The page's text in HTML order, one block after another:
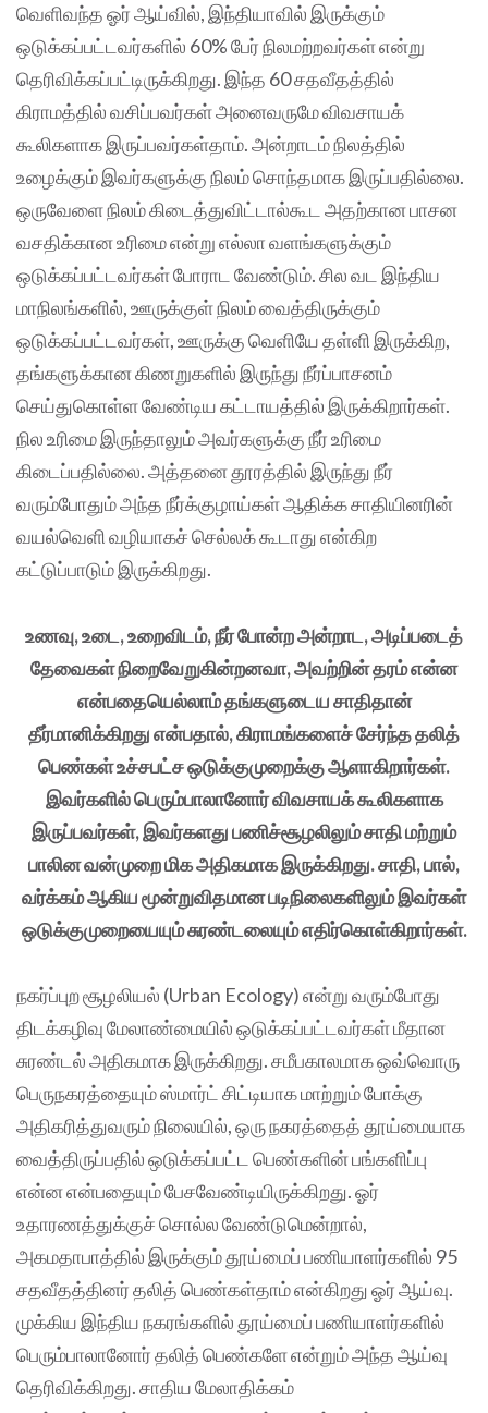
வெளிவந்த ஓர் ஆய்வில், இந்தியாவில் இருக்கும்
ஒடுக்கப்பட்டவர்களில் 60% பேர் நிலமற்றவர்கள் என்று
தெரிவிக்கப்பட்டிருக்கிறது. இந்த 60 சதவீதத்தில்
கிராமத்தில் வசிப்பவர்கள் அனைவருமே விவசாயக்
கூலிகளாக இருப்பவர்கள்தாம். அன்றாடம் நிலத்தில்
உழைக்கும் இவர்களுக்கு நிலம் சொந்தமாக இருப்பதில்லை.
ஒருவேளை நிலம் கிடைத்துவிட்டால்கூட அதற்கான பாசன
வசதிக்கான உரிமை என்று எல்லா வளங்களுக்கும்
ஒடுக்கப்பட்டவர்கள் போராட வேண்டும். சில வட இந்திய
மாநிலங்களில், ஊருக்குள் நிலம் வைத்திருக்கும்
ஒடுக்கப்பட்டவர்கள், ஊருக்கு வெளியே தள்ளி இருக்கிற,
தங்களுக்கான கிணறுகளில் இருந்து நீர்ப்பாசனம்
செய்துகொள்ள வேண்டிய கட்டாயத்தில் இருக்கிறார்கள்.
நில உரிமை இருந்தாலும் அவர்களுக்கு நீர் உரிமை
கிடைப்பதில்லை. அத்தனை தூரத்தில் இருந்து நீர்
வரும்போதும் அந்த நீர்க்குழாய்கள் ஆதிக்க சாதியினரின்
வயல்வெளி வழியாகச் செல்லக் கூடாது என்கிற
கட்டுப்பாடும் இருக்கிறது.
உணவு, உடை, உறைவிடம், நீர் போன்ற அன்றாட, அடிப்படைத்
தேவைகள் நிறைவேறுகின்றனவா, அவற்றின் தரம் என்ன
என்பதையெல்லாம் தங்களுடைய சாதிதான்
தீர்மானிக்கிறது என்பதால், கிராமங்களைச் சேர்ந்த தலித்
பெண்கள் உச்சபட்ச ஒடுக்குமுறைக்கு ஆளாகிறார்கள்.
இவர்களில் பெரும்பாலானோர் விவசாயக் கூலிகளாக
இருப்பவர்கள், இவர்களது பணிச்சூழலிலும் சாதி மற்றும்
பாலின வன்முறை மிக அதிகமாக இருக்கிறது. சாதி, பால்,
வர்க்கம் ஆகிய மூன்றுவிதமான படிநிலைகளிலும் இவர்கள்
ஒடுக்குமுறையையும் சுரண்டலையும் எதிர்கொள்கிறார்கள்.
நகர்ப்புற சூழலியல் (Urban Ecology) என்று வரும்போது
திடக்கழிவு மேலாண்மையில் ஒடுக்கப்பட்டவர்கள் மீதான
சுரண்டல் அதிகமாக இருக்கிறது. சமீபகாலமாக ஒவ்வொரு
பெருநகரத்தையும் ஸ்மார்ட் சிட்டியாக மாற்றும் போக்கு
அதிகரித்துவரும் நிலையில், ஒரு நகரத்தைத் தூய்மையாக
வைத்திருப்பதில் ஒடுக்கப்பட்ட பெண்களின் பங்களிப்பு
என்ன என்பதையும் பேசவேண்டியிருக்கிறது. ஓர்
உதாரணத்துக்குச் சொல்ல வேண்டுமென்றால்,
அகமதாபாத்தில் இருக்கும் தூய்மைப் பணியாளர்களில் 95
சதவீதத்தினர் தலித் பெண்கள்தாம் என்கிறது ஓர் ஆய்வு.
முக்கிய இந்திய நகரங்களில் தூய்மைப் பணியாளர்களில்
பெரும்பாலானோர் தலித் பெண்களே என்றும் அந்த ஆய்வு
தெரிவிக்கிறது. சாதிய மேலாதிக்கம்